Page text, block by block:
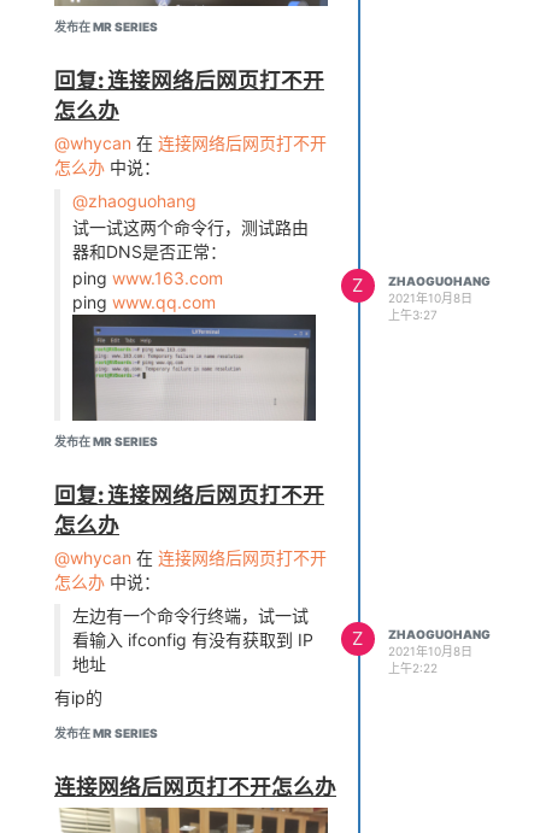
发布在 MR SERIES
回复: 连接网络后网页打不开
怎么办
@whycan 在 连接网络后网页打不开
怎么办 中说：
@zhaoguohang
试一试这两个命令行，测试路由
器和DNS是否正常：
ping www.163.com
ping www.qq.com
发布在 MR SERIES
Z
ZHAOGUOHANG
2021年10月8日
上午3:27
回复: 连接网络后网页打不开
怎么办
@whycan 在 连接网络后网页打不开
怎么办 中说：
左边有一个命令行终端，试一试
看输入 ifconfig 有没有获取到 IP
地址
有ip的
发布在 MR SERIES
Z
ZHAOGUOHANG
2021年10月8日
上午2:22
连接网络后网页打不开怎么办